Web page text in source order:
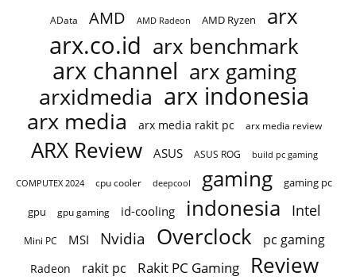
AData AMD AMD Radeon AMD Ryzen arx
arx.co.id arx benchmark
arx channel arx gaming
arxidmedia arx indonesia
arx media arx media rakit pc arx media review
ARX Review ASUS ASUS ROG build pc gaming
COMPUTEX 2024 cpu cooler deepcool gaming gaming pc
gpu gpu gaming id-cooling indonesia Intel
Mini PC MSI Nvidia Overclock pc gaming
Radeon rakit pc Rakit PC Gaming Review